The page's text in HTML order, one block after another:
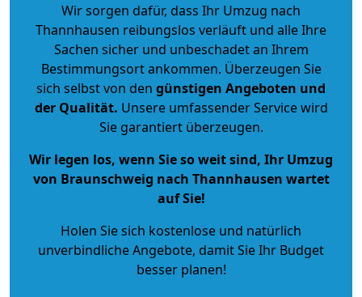
Wir sorgen dafür, dass Ihr Umzug nach
Thannhausen reibungslos verläuft und alle Ihre
Sachen sicher und unbeschadet an Ihrem
Bestimmungsort ankommen. Überzeugen Sie
sich selbst von den günstigen Angeboten und
der Qualität. Unsere umfassender Service wird
Sie garantiert überzeugen.
Wir legen los, wenn Sie so weit sind, Ihr Umzug
von Braunschweig nach Thannhausen wartet
auf Sie!
Holen Sie sich kostenlose und natürlich
unverbindliche Angebote, damit Sie Ihr Budget
besser planen!